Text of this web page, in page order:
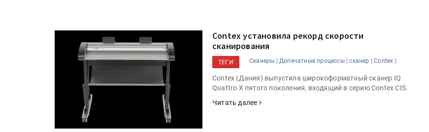
Contex установила рекорд скорости
сканирования
ТЕГИ Сканеры | Допечатные процессы | сканер | Contex |
Contex (Дания) выпустила широкоформатный сканер IQ
Quattro X пятого поколения, входящий в серию Contex CIS.
Читать далее